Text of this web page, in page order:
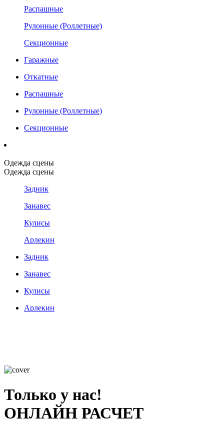
Распашные
Рулонные (Роллетные)
Секционные
Гаражные
Откатные
Распашные
Рулонные (Роллетные)
Секционные
Одежда сцены
Одежда сцены
Задник
Занавес
Кулисы
Арлекин
Задник
Занавес
Кулисы
Арлекин
Только у нас!
ОНЛАЙН РАСЧЕТ